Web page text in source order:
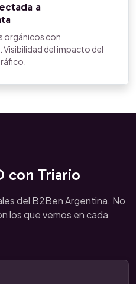
a
orgánicos con
del impacto del
con Triario
del B2Ben Argentina. No
los que vemos en cada